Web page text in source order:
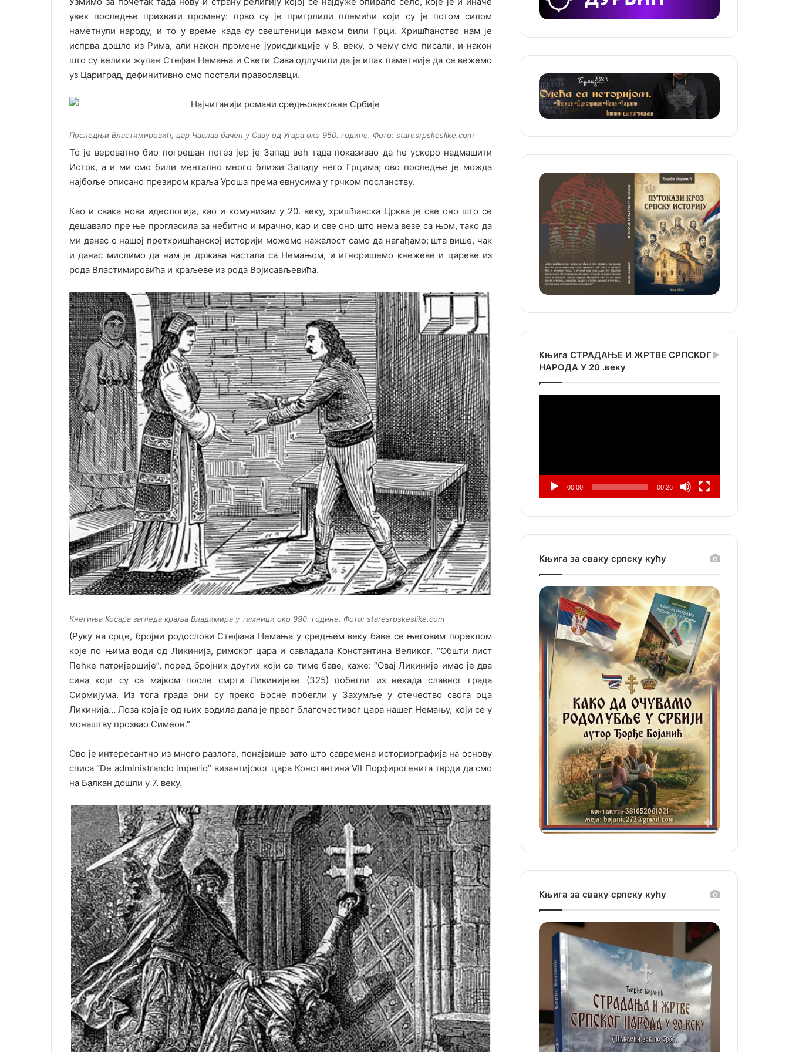
увек последње прихвати промену: прво су је пригрлили племићи који су је потом силом
наметнули народу, и то у време када су свештеници махом били Грци. Хришћанство нам је
испрва дошло из Рима, али након промене јурисдикције у 8. веку, о чему смо писали, и након
што су велики жупан Стефан Немања и Свети Сава одлучили да је ипак паметније да се вежемо
уз Цариград, дефинитивно смо постали православци.
Последњи Властимировић, цар Часлав бачен у Саву од Угара око 950. године. Фото: staresrpskeslike.com
То је вероватно био погрешан потез јер је Запад већ тада показивао да ће ускоро надмашити
Исток, а и ми смо били ментално много ближи Западу него Грцима; ово последње је можда
најбоље описано презиром краља Уроша према евнусима у грчком посланству.
Као и свака нова идеологија, као и комунизам у 20. веку, хришћанска Црква је све оно што се
дешавало пре ње прогласила за небитно и мрачно, као и све оно што нема везе са њом, тако да
ми данас о нашој претхришћанској историји можемо нажалост само да нагађамо; шта више, чак
и данас мислимо да нам је држава настала са Немањом, и игноришемо кнежеве и цареве из
рода Властимировића и краљеве из рода Војисављевића.
Кнегиња Косара загледа краља Владимира у тамници око 990. године. Фото: staresrpskeslike.com
(Руку на срце, бројни родослови Стефана Немања у средњем веку баве се његовим пореклом
које по њима води од Ликинија, римског цара и савладала Константина Великог. “Обшти лист
Пећке патријаршије”, поред бројних других који се тиме баве, каже: “Овај Ликиније имао је два
сина који су са мајком после смрти Ликинијеве (325) побегли из некада славног града
Сирмијума. Из тога града они су преко Босне побегли у Захумље у отечество свога оца
Ликинија… Лоза која је од њих водила дала је првог благочестивог цара нашег Немању, који се у
монаштву прозвао Симеон.”
Ово је интересантно из много разлога, понајвише зато што савремена историографија на основу
списа “De administrando imperio” византијског цара Константина VII Порфирогенита тврди да смо
на Балкан дошли у 7. веку.
Књига СТРАДАЊЕ И ЖРТВЕ СРПСКОГ
НАРОДА У 20 .веку
00:00 00:26
Књига за сваку српску кућу
Књига за сваку српску кућу